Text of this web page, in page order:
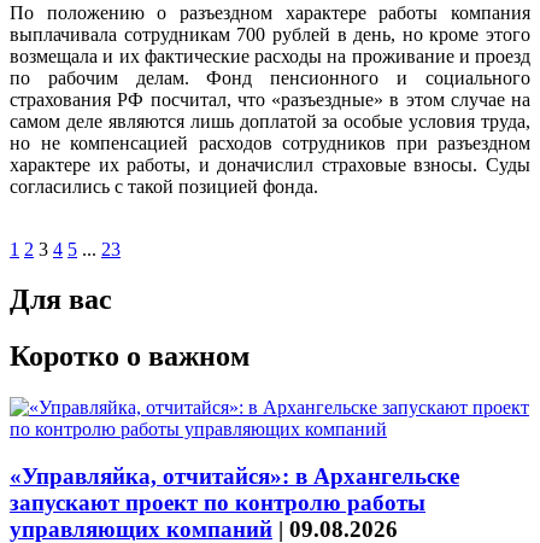
По положению о разъездном характере работы компания
выплачивала сотрудникам 700 рублей в день, но кроме этого
возмещала и их фактические расходы на проживание и проезд
по рабочим делам. Фонд пенсионного и социального
страхования РФ посчитал, что «разъездные» в этом случае на
самом деле являются лишь доплатой за особые условия труда,
но не компенсацией расходов сотрудников при разъездном
характере их работы, и доначислил страховые взносы. Суды
согласились с такой позицией фонда.
1 2 3 4 5 ... 23
Для вас
Коротко о важном
«Управляйка, отчитайся»: в Архангельске
запускают проект по контролю работы
управляющих компаний | 09.08.2026